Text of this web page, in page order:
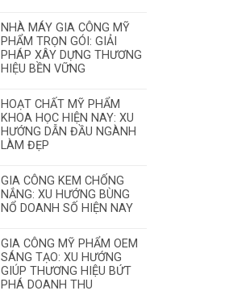
NHÀ MÁY GIA CÔNG MỸ
PHẨM TRỌN GÓI: GIẢI
PHÁP XÂY DỰNG THƯƠNG
HIỆU BỀN VỮNG
HOẠT CHẤT MỸ PHẨM
KHOA HỌC HIỆN NAY: XU
HƯỚNG DẪN ĐẦU NGÀNH
LÀM ĐẸP
GIA CÔNG KEM CHỐNG
NẮNG: XU HƯỚNG BÙNG
NỔ DOANH SỐ HIỆN NAY
GIA CÔNG MỸ PHẨM OEM
SÁNG TẠO: XU HƯỚNG
GIÚP THƯƠNG HIỆU BỨT
PHÁ DOANH THU